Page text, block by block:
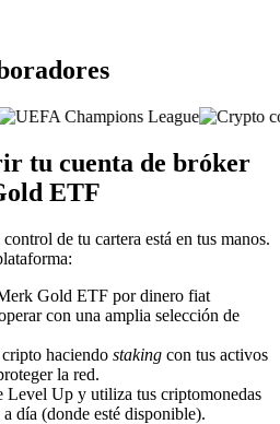
tu cuenta de bróker
ETF
de tu cartera está en tus manos.
Gold ETF por dinero fiat
con una amplia selección de
cripto haciendo staking con tus activos
la red.
Level Up y utiliza tus criptomonedas
día (donde esté disponible).